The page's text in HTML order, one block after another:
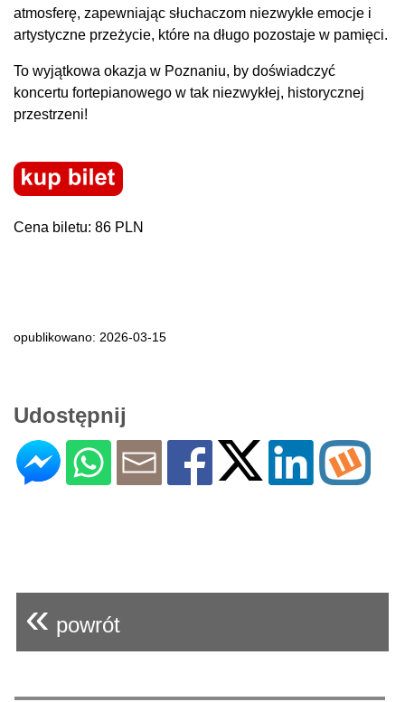
atmosferę, zapewniając słuchaczom niezwykłe emocje i
artystyczne przeżycie, które na długo pozostaje w pamięci.
To wyjątkowa okazja w Poznaniu, by doświadczyć
koncertu fortepianowego w tak niezwykłej, historycznej
przestrzeni!
Cena biletu: 86 PLN
opublikowano: 2026-03-15
Udostępnij
« powrót